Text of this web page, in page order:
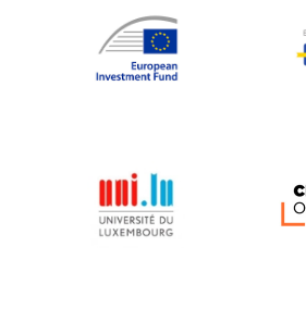
Klaus-Heiner Lehne
Koen LENAERTS
Lars Heikensten
Lucas Papademos
Máire Geoghegan-Quinn